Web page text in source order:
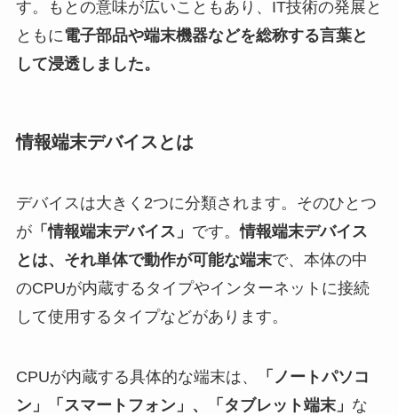
す。もとの意味が広いこともあり、IT技術の発展と
ともに電子部品や端末機器などを総称する言葉と
して浸透しました。
情報端末デバイスとは
デバイスは大きく2つに分類されます。そのひとつ
が「情報端末デバイス」 です。情報端末デバイス
とは、それ単体で動作が可能な端末で、本体の中
のCPUが内蔵するタイプやインターネットに接続
して使用するタイプなどがあります。
CPUが内蔵する具体的な端末は、
「ノートパソコ
ン」「スマートフォン」、「タブレット端末」 な